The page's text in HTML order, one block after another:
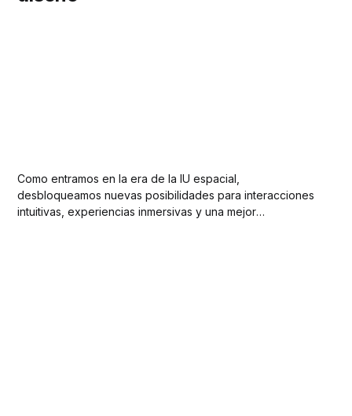
Como entramos en la era de la IU espacial,
desbloqueamos nuevas posibilidades para interacciones
intuitivas, experiencias inmersivas y una mejor